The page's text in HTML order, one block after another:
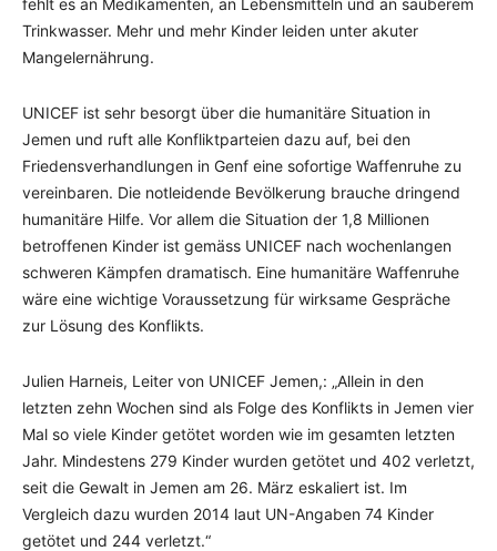
Trinkwasser. Mehr und mehr Kinder leiden unter akuter
Mangelernährung.
UNICEF ist sehr besorgt über die humanitäre Situation in
Jemen und ruft alle Konfliktparteien dazu auf, bei den
Friedensverhandlungen in Genf eine sofortige Waffenruhe zu
vereinbaren. Die notleidende Bevölkerung brauche dringend
humanitäre Hilfe. Vor allem die Situation der 1,8 Millionen
betroffenen Kinder ist gemäss UNICEF nach wochenlangen
schweren Kämpfen dramatisch. Eine humanitäre Waffenruhe
wäre eine wichtige Voraussetzung für wirksame Gespräche
zur Lösung des Konflikts.
Julien Harneis, Leiter von UNICEF Jemen,: „Allein in den
letzten zehn Wochen sind als Folge des Konflikts in Jemen vier
Mal so viele Kinder getötet worden wie im gesamten letzten
Jahr. Mindestens 279 Kinder wurden getötet und 402 verletzt,
seit die Gewalt in Jemen am 26. März eskaliert ist. Im
Vergleich dazu wurden 2014 laut UN-Angaben 74 Kinder
getötet und 244 verletzt.“